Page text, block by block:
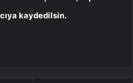
kaydedilsin.